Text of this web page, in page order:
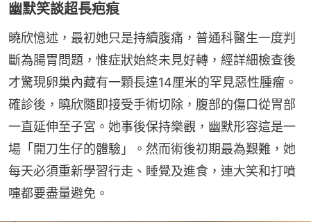
幽默笑談超長疤痕
曉欣憶述，最初她只是持續腹痛，普通科醫生一度判
斷為腸胃問題，惟症狀始終未見好轉，經詳細檢查後
才驚現卵巢內藏有一顆長達14厘米的罕見惡性腫瘤。
確診後，曉欣隨即接受手術切除，腹部的傷口從胃部
一直延伸至子宮。她事後保持樂觀，幽默形容這是一
場「開刀生仔的體驗」。然而術後初期最為艱難，她
每天必須重新學習行走、睡覺及進食，連大笑和打噴
嚏都要盡量避免。